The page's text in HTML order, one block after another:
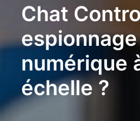
Chat
espionnage
numérique
échelle ?